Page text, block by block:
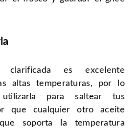
clarificada es excelente
altas temperaturas, por lo
para saltear tus
que cualquier otro aceite
soporta la temperatura